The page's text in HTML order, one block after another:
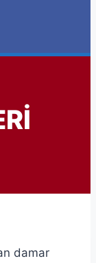
damar